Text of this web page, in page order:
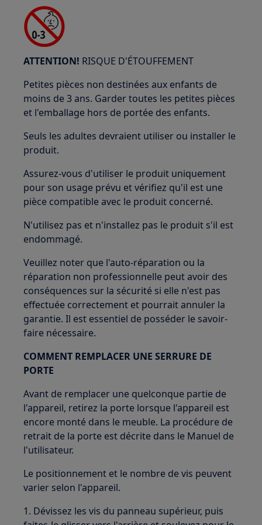
ATTENTION! RISQUE D'ÉTOUFFEMENT
Petites pièces non destinées aux enfants de
moins de 3 ans. Garder toutes les petites pièces
et l'emballage hors de portée des enfants.
Seuls les adultes devraient utiliser ou installer le
produit.
Assurez-vous d'utiliser le produit uniquement
pour son usage prévu et vérifiez qu'il est une
pièce compatible avec le produit concerné.
N'utilisez pas et n'installez pas le produit s'il est
endommagé.
Veuillez noter que l'auto-réparation ou la
réparation non professionnelle peut avoir des
conséquences sur la sécurité si elle n'est pas
effectuée correctement et pourrait annuler la
garantie. Il est essentiel de posséder le savoir-
faire nécessaire.
COMMENT REMPLACER UNE SERRURE DE
PORTE
Avant de remplacer une quelconque partie de
l'appareil, retirez la porte lorsque l'appareil est
encore monté dans le meuble. La procédure de
retrait de la porte est décrite dans le Manuel de
l'utilisateur.
Le positionnement et le nombre de vis peuvent
varier selon l'appareil.
1. Dévissez les vis du panneau supérieur, puis